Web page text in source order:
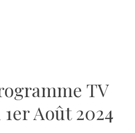
TV
Août 2024